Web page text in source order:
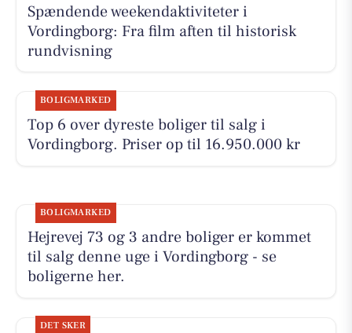
Spændende weekendaktiviteter i
Vordingborg: Fra film aften til historisk
rundvisning
BOLIGMARKED
Top 6 over dyreste boliger til salg i
Vordingborg. Priser op til 16.950.000 kr
BOLIGMARKED
Hejrevej 73 og 3 andre boliger er kommet
til salg denne uge i Vordingborg - se
boligerne her.
DET SKER